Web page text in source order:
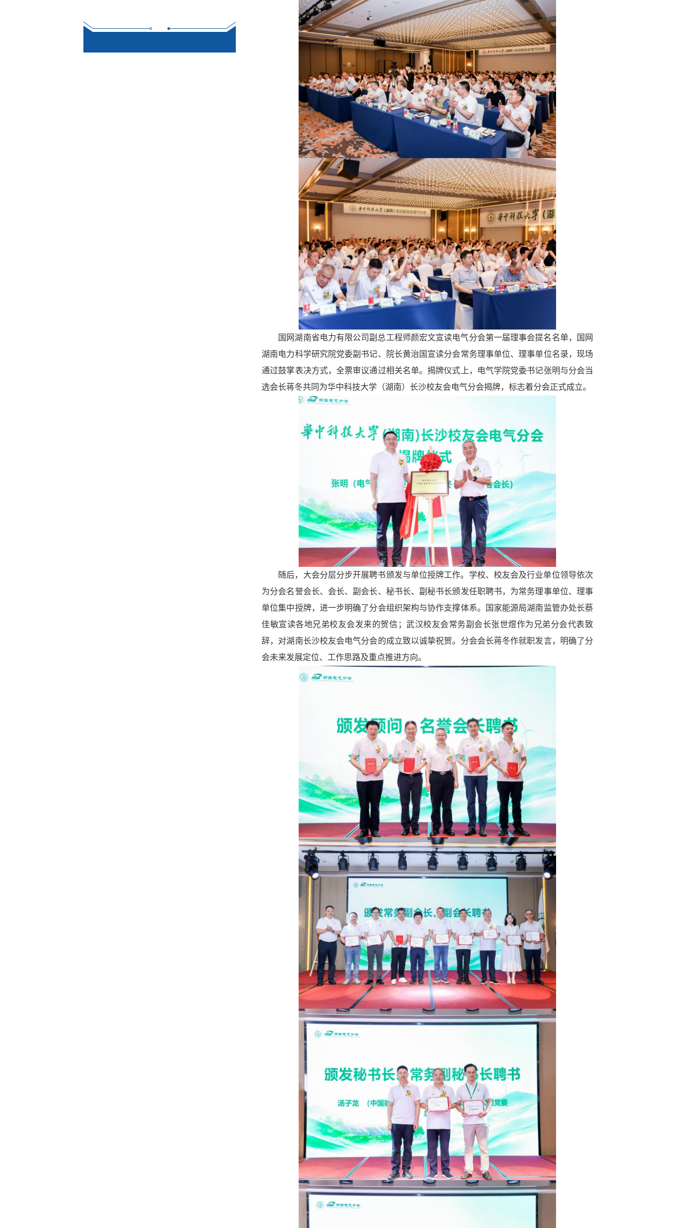
国网湖南省电力有限公司副总工程师颜宏文宣读电气分会第一届理事会提名名单，国网
湖南电力科学研究院党委副书记、院长黄治国宣读分会常务理事单位、理事单位名录，现场
通过鼓掌表决方式，全票审议通过相关名单。揭牌仪式上，电气学院党委书记张明与分会当
选会长蒋冬共同为华中科技大学（湖南）长沙校友会电气分会揭牌，标志着分会正式成立。
随后，大会分层分步开展聘书颁发与单位授牌工作。学校、校友会及行业单位领导依次
为分会名誉会长、会长、副会长、秘书长、副秘书长颁发任职聘书，为常务理事单位、理事
单位集中授牌，进一步明确了分会组织架构与协作支撑体系。国家能源局湖南监管办处长蔡
佳敏宣读各地兄弟校友会发来的贺信；武汉校友会常务副会长张世煜作为兄弟分会代表致
辞，对湖南长沙校友会电气分会的成立致以诚挚祝贺。分会会长蒋冬作就职发言，明确了分
会未来发展定位、工作思路及重点推进方向。